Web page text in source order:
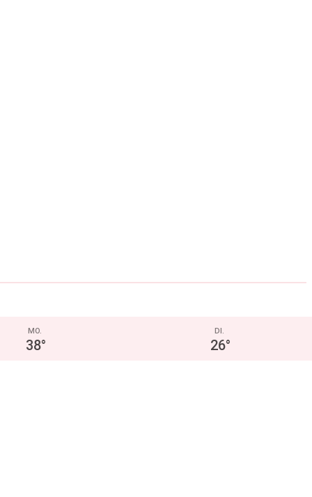
MO.
38°
DI.
26°